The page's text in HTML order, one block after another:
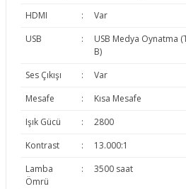
HDMI
:
Var
USB
:
USB Medya Oynatma
B)
Ses Çıkışı
:
Var
Mesafe
:
Kısa Mesafe
Işık Gücü
:
2800
Kontrast
:
13.000:1
Lamba
Ömrü
: 3500 saat